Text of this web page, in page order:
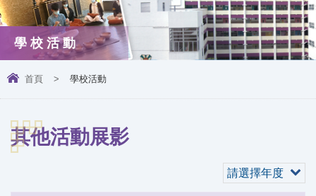
學校活動
首頁 > 學校活動
其他活動展影
請選擇年度